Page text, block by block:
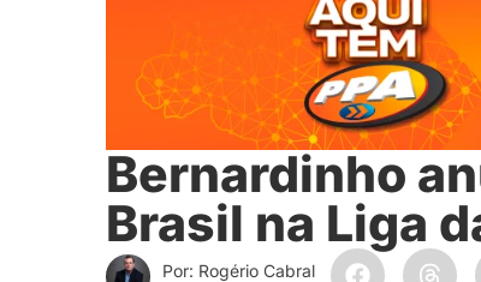
Bernardinho
Brasil na Liga
Por: Rogério Cabral